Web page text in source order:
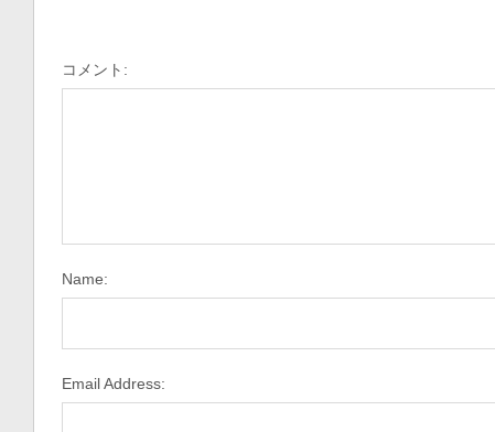
コメント:
Name:
Email Address: